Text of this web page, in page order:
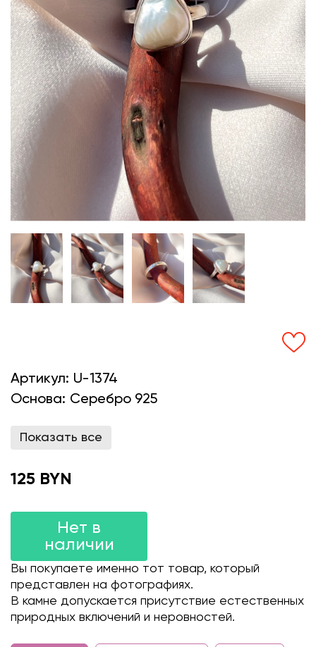
Артикул: U-1374
Основа: Серебро 925
Показать все
125 BYN
Нет в
наличии
Вы покупаете именно тот товар, который
представлен на фотографиях.
В камне допускается присутствие естественных
природных включений и неровностей.